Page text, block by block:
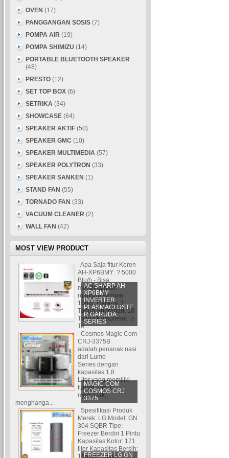
OVEN (17)
PANGGANGAN SOSIS (7)
POMPA AIR (19)
POMPA SHIMIZU (14)
PORTABLE BLUETOOTH SPEAKER
(48)
PRESTO (12)
SET TOP BOX (6)
SETRIKA (34)
SHOWCASE (64)
SPEAKER AKTIF (50)
SPEAKER GMC (10)
SPEAKER MULTIMEDIA (57)
SPEAKER POLYTRON (33)
SPEAKER SANKEN (1)
STAND FAN (55)
TORNADO FAN (33)
VACUUM CLEANER (2)
WALL FAN (42)
MOST VIEW PRODUCT
AC SHARP AH-
XP6BMY
INVERTER
PLASMACLUSTE
R GARUDA
SERIES
Apa Saja fitur Keren
AH-XP6BMY ? 5000
Btu/h - Bisa
mendinginkan
ruangan sampai
10m2. Garansi 3
Tahun Sparepart, 10
Tahun Kompresor. J-
Te...
MAGIC COM
COSMOS CRJ
3375
Cosmos Magic Com
CRJ-3375B
adalah penanak nasi
dari Lumo
Series dengan
kapasitas 1,8
Liter yang memiliki
fungsi 3-in-1:
memasak,
menghanga...
FREEZER LG GN
Spesifikasi Produk
Merek: LG Model: GN
304 SQBR Tipe:
Freezer Berdiri 1 Pintu
Kapasitas Kotor: 171
liter Kapasitas Bersih:
165 liter Jumla...